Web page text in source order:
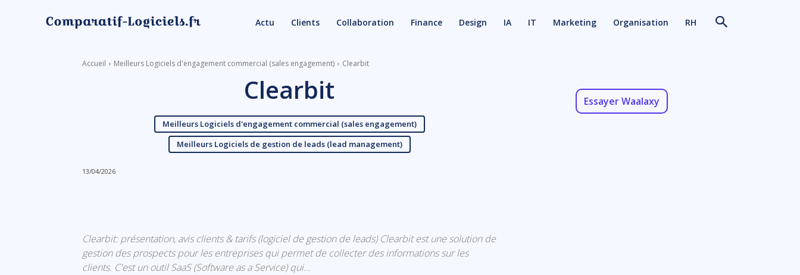
Actu Clients Collaboration Finance Design IA IT Marketing Organisation RH
Accueil Meilleurs Logiciels d'engagement commercial (sales engagement) Clearbit
Clearbit
Meilleurs Logiciels d'engagement commercial (sales engagement)
Meilleurs Logiciels de gestion de leads (lead management)
13/04/2026
Clearbit: présentation, avis clients & tarifs (logiciel de gestion de leads) Clearbit est une solution de
gestion des prospects pour les entreprises qui permet de collecter des informations sur les
clients. C'est un outil SaaS (Software as a Service) qui...
Essayer Waalaxy